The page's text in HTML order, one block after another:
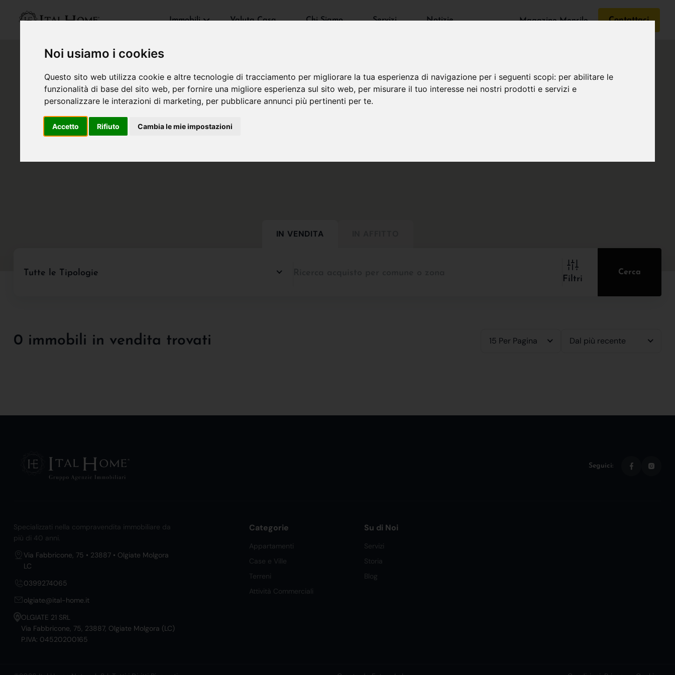
Noi usiamo i cookies
Questo sito web utilizza cookie e altre tecnologie di tracciamento per migliorare la tua esperienza di navigazione per i seguenti scopi: per abilitare le
funzionalità di base del sito web, per fornire una migliore esperienza sul sito web, per misurare il tuo interesse nei nostri prodotti e servizi e
personalizzare le interazioni di marketing, per pubblicare annunci più pertinenti per te.
Accetto Rifiuto Cambia le mie impostazioni
Immobili Valuta Casa Chi Siamo Servizi Notizie Magazine Mensile Contattaci
IN VENDITA
Tutte le Tipologie
Filtri
Cerca
0 immobili in vendita trovati 15 Per Pagina Dal più recente
Seguici:
Specializzati nella compravendita immobiliare da
più di 40 anni.
Via Fabbricone, 75 • 23887 • Olgiate Molgora
LC
0399274065
olgiate@ital-home.it
OLGIATE 21 SRL
Via Fabbricone, 75, 23887, Olgiate Molgora (LC)
P.IVA: 04520200165
Categorie
Appartamenti
Case e Ville
Terreni
Attività Commerciali
Su di Noi
Servizi
Storia
Blog